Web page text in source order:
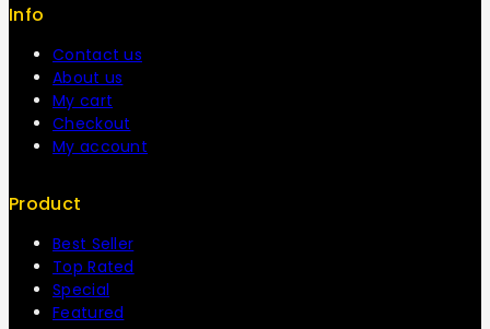
Info
Contact us
About us
My cart
Checkout
My account
Product
Best Seller
Top Rated
Special
Featured